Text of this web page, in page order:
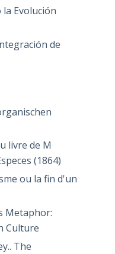
Evolución
de
livre de M
(1864)
ou la fin d'un
Metaphor:
Culture
The